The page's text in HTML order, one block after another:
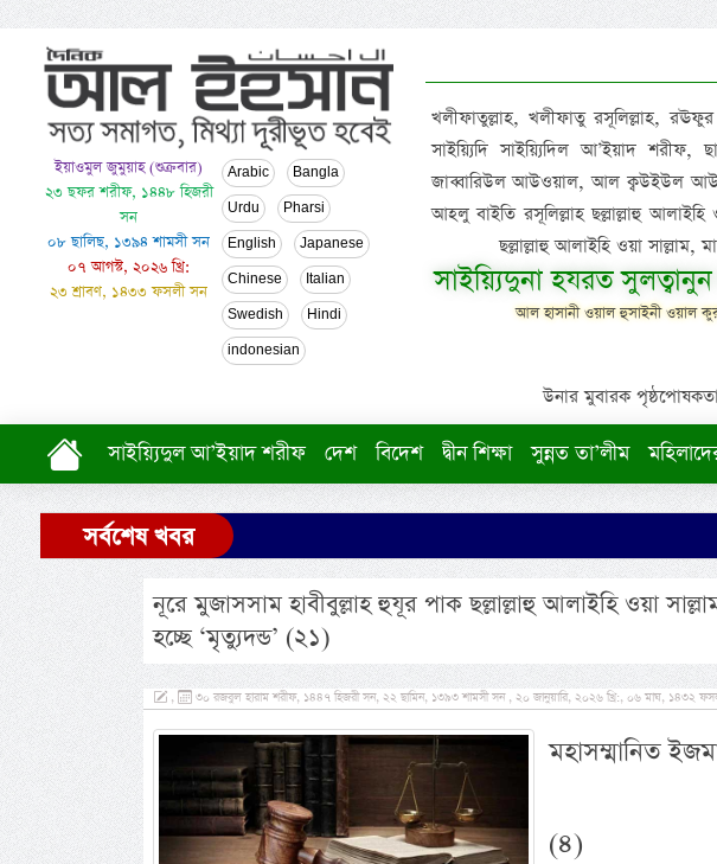
ইয়াওমুল জুমুয়াহ (শুক্রবার)
২৩ ছফর শরীফ, ১৪৪৮ হিজরী
সন
০৮ ছালিছ, ১৩৯৪ শামসী সন
০৭ আগস্ট, ২০২৬ খ্রি:
২৩ শ্রাবণ, ১৪৩৩ ফসলী সন
Arabic Bangla
Urdu Pharsi
English Japanese
Chinese Italian
Swedish Hindi
indonesian
খলীফাতুল্লাহ, খলীফাতু রসূলিল্লাহ,
সাইয়্যিদি সাইয়্যিদিল আ’ইয়াদ
জাব্বারিউল আউওয়াল, আল ক্বউইউল
আহলু বাইতি রসূলিল্লাহ ছল্লাল্লাহু আলাইহি
ছল্লাল্লাহু আলাইহি ওয়া সাল্লাম,
সাইয়্যিদুনা হযরত
আল হাসানী ওয়াল হুসাইনী ওয়াল
উনার মুবারক
সাইয়্যিদুল আ’ইয়াদ শরীফ দেশ বিদেশ দ্বীন শিক্ষা সুন্নত তা’লীম
সর্বশেষ খবর
নূরে মুজাসসাম হাবীবুল্লাহ হুযূর পাক ছল্লাল্লাহু আলাইহি ওয়া
হচ্ছে ‘মৃত্যুদন্ড’ (২১)
, ৩০ রজবুল হারাম শরীফ, ১৪৪৭ হিজরী সন, ২২ ছামিন, ১৩৯৩ শামসী সন , ২০ জানুয়ারি, ২০২৬ খ্রি:, ০৬ মাঘ, ১৪৩২
মহাসম্মানিত
(৪)